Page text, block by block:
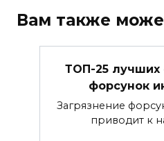
Вам также
ТОП-25 лучших
форсунок
Загрязнение
приводит к